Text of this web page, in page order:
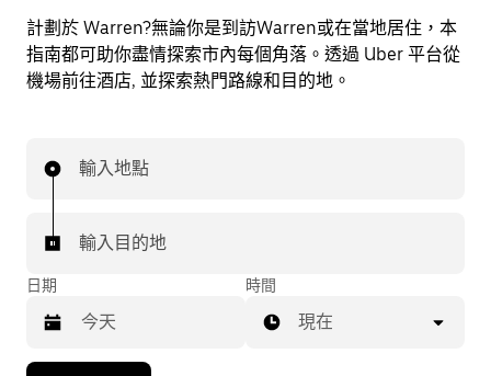
計劃於 Warren?無論你是到訪Warren或在當地居住，本
指南都可助你盡情探索市內每個角落。透過 Uber 平台從
機場前往酒店, 並探索熱門路線和目的地。
輸入地點
輸入目的地
日期 時間
現在